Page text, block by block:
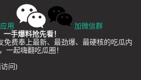
用
加微信群
手爆料抢先看！
免费奉上最新、最劲爆、最硬核的吃瓜内
一起嗨翻吃瓜圈！
问)